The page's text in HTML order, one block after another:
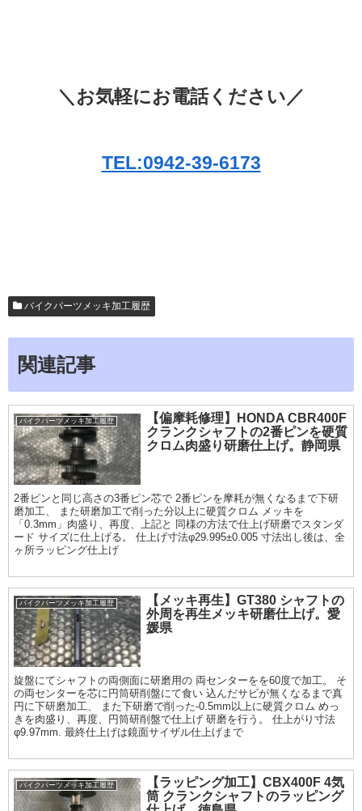
＼お気軽にお電話ください／
TEL:0942-39-6173
バイクパーツメッキ加工履歴
関連記事
バイクパーツメッキ加工履歴
【偏摩耗修理】HONDA CBR400F
クランクシャフトの2番ピンを硬質
クロム肉盛り研磨仕上げ。静岡県
2番ピンと同じ高さの3番ピン芯で 2番ピンを摩耗が無くなるまで下研
磨加工、 また研磨加工で削った分以上に硬質クロム メッキを
「0.3mm」肉盛り、再度、上記と 同様の方法で仕上げ研磨でスタンダ
ード サイズに仕上げる。 仕上げ寸法φ29.995±0.005 寸法出し後は、全
ヶ所ラッピング仕上げ
バイクパーツメッキ加工履歴
【メッキ再生】GT380 シャフトの
外周を再生メッキ研磨仕上げ。愛
媛県
旋盤にてシャフトの両側面に研磨用の 両センターをを60度で加工。 そ
の両センターを芯に円筒研削盤にて食い 込んだサビが無くなるまで真
円に下研磨加工、 また下研磨で削った-0.5mm以上に硬質クロム めっ
きを肉盛り、再度、円筒研削盤で仕上げ 研磨を行う。 仕上がり寸法
φ9.97mm. 最終仕上げは鏡面サイザル仕上げまで
バイクパーツメッキ加工履歴
【ラッピング加工】CBX400F 4気
筒 クランクシャフトのラッピング